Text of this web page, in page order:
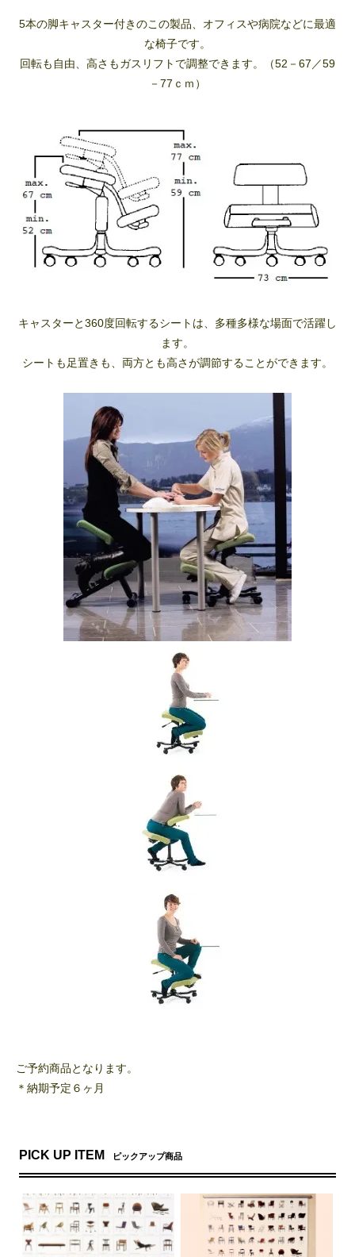
5本の脚キャスター付きのこの製品、オフィスや病院などに最適
な椅子です。
回転も自由、高さもガスリフトで調整できます。（52－67／59
－77ｃｍ）
キャスターと360度回転するシートは、多種多様な場面で活躍し
ます。
シートも足置きも、両方とも高さが調節することができます。
ご予約商品となります。
＊納期予定６ヶ月
PICK UP ITEM ピックアップ商品